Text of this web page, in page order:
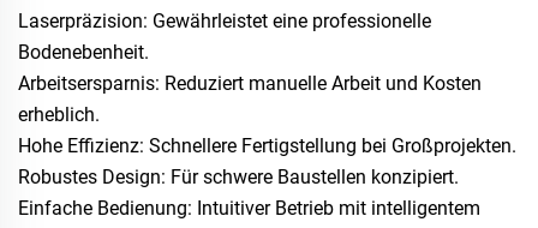
Laserpräzision: Gewährleistet eine professionelle
Bodenebenheit.
Arbeitsersparnis: Reduziert manuelle Arbeit und Kosten
erheblich.
Hohe Effizienz: Schnellere Fertigstellung bei Großprojekten.
Robustes Design: Für schwere Baustellen konzipiert.
Einfache Bedienung: Intuitiver Betrieb mit intelligentem